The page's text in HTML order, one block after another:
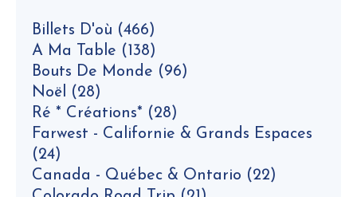
Billets D'où (466)
A Ma Table (138)
Bouts De Monde (96)
Noël (28)
Ré * Créations* (28)
Farwest - Californie & Grands Espaces
(24)
Canada - Québec & Ontario (22)